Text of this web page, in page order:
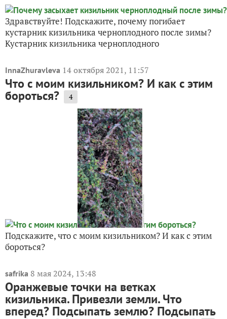
Здравствуйте! Подскажите, почему погибает
кустарник кизильника черноплодного после зимы?
Кустарник кизильника черноплодного
InnaZhuravleva 14 октября 2021, 11:57
Что с моим кизильником? И как с этим
бороться? 4
Подскажите, что с моим кизильником? И как с этим
бороться?
safrika 8 мая 2024, 13:48
Оранжевые точки на ветках
кизильника. Привезли земли. Что
вперед? Подсыпать землю? Подсыпать